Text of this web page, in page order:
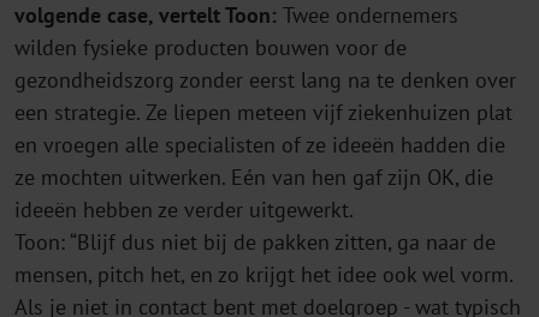
volgende case, vertelt Toon: Twee ondernemers
wilden fysieke producten bouwen voor de
gezondheidszorg zonder eerst lang na te denken over
een strategie. Ze liepen meteen vijf ziekenhuizen plat
en vroegen alle specialisten of ze ideeën hadden die
ze mochten uitwerken. Eén van hen gaf zijn OK, die
ideeën hebben ze verder uitgewerkt.
Toon: “Blijf dus niet bij de pakken zitten, ga naar de
mensen, pitch het, en zo krijgt het idee ook wel vorm.
Als je niet in contact bent met doelgroep - wat typisch